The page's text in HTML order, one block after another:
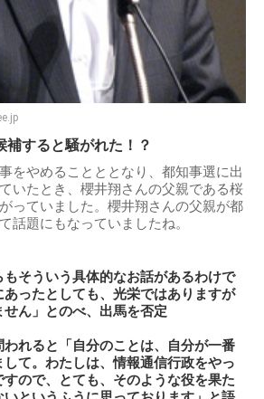
補すると騒がれた！？
をやめることととなり、都知事選に出
いたとき、櫻井翔さんの父親である桜
っていました。櫻井翔さんの父親が都
話題にもなっていましたね。
そういう具体的なお話があるわけで
ったとしても、光栄ではありますが
ん」とのべ、出馬を否定
れると「自分のことは、自分が一番
して。わたしは、情報通信行政をやっ
ので、とても、そのような役を果た